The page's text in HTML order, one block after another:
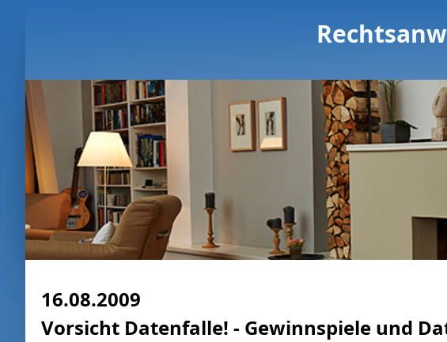
16.08.2009
Vorsicht Datenfalle! - Gewinnspiele und